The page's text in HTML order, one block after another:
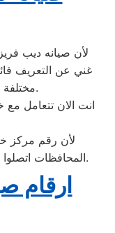
لأن صيانه ديب
غني عن التعريف
مختلفة التقنية عن مثيلاتها انها سيلتال.
انت الان تتعامل مع
لأن رقم مركز
المحافظات اتصلوا الان مركز صيانه سيلتال العجمي مباشرة.
ارقام